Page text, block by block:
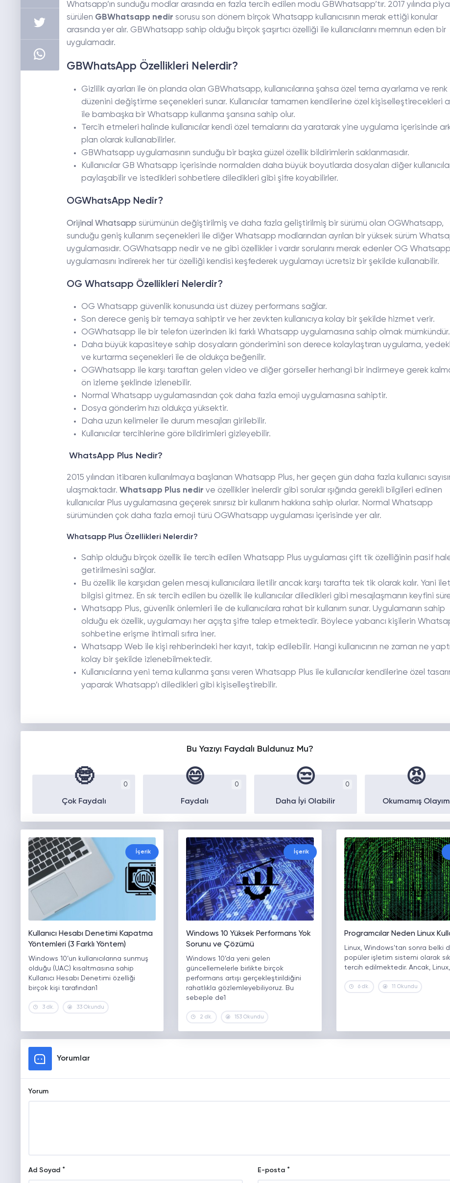
Whatsapp’ın sunduğu modlar arasında en fazla tercih edilen modu GBWhatsapp’tır. 2017 yılında
sürülen GBWhatsapp nedir sorusu son dönem birçok Whatsapp kullanıcısının merak ettiği konular
arasında yer alır. GBWhatsapp sahip olduğu birçok şaşırtıcı özelliği ile kullanıcılarını memnun eden bir
uygulamadır.
GBWhatsApp Özellikleri Nelerdir?
Gizlilik ayarları ile ön planda olan GBWhatsapp, kullanıcılarına şahsa özel tema ayarlama ve renk
düzenini değiştirme seçenekleri sunar. Kullanıcılar tamamen kendilerine özel kişiselleştirecekleri
ile bambaşka bir Whatsapp kullanma şansına sahip olur.
Tercih etmeleri halinde kullanıcılar kendi özel temalarını da yaratarak yine uygulama içerisinde
plan olarak kullanabilirler.
GBWhatsapp uygulamasının sunduğu bir başka güzel özellik bildirimlerin saklanmasıdır.
Kullanıcılar GB Whatsapp içerisinde normalden daha büyük boyutlarda dosyaları diğer
paylaşabilir ve istedikleri sohbetlere diledikleri gibi şifre koyabilirler.
OGWhatsApp Nedir?
Orijinal Whatsapp sürümünün değiştirilmiş ve daha fazla geliştirilmiş bir sürümü olan OGWhatsapp,
sunduğu geniş kullanım seçenekleri ile diğer Whatsapp modlarından ayrılan bir yüksek sürüm
uygulamasıdır. OGWhatsapp nedir ve ne gibi özellikler i vardır sorularını merak edenler OG Whatsapp
uygulamasını indirerek her tür özelliği kendisi keşfederek uygulamayı ücretsiz bir şekilde kullanabilir.
OG Whatsapp Özellikleri Nelerdir?
OG Whatsapp güvenlik konusunda üst düzey performans sağlar.
Son derece geniş bir temaya sahiptir ve her zevkten kullanıcıya kolay bir şekilde hizmet verir.
OGWhatsapp ile bir telefon üzerinden iki farklı Whatsapp uygulamasına sahip olmak mümkündür.
Daha büyük kapasiteye sahip dosyaların gönderimini son derece kolaylaştıran uygulama,
ve kurtarma seçenekleri ile de oldukça beğenilir.
OGWhatsapp ile karşı taraftan gelen video ve diğer görseller herhangi bir indirmeye gerek
ön izleme şeklinde izlenebilir.
Normal Whatsapp uygulamasından çok daha fazla emoji uygulamasına sahiptir.
Dosya gönderim hızı oldukça yüksektir.
Daha uzun kelimeler ile durum mesajları girilebilir.
Kullanıcılar tercihlerine göre bildirimleri gizleyebilir.
WhatsApp Plus Nedir?
2015 yılından itibaren kullanılmaya başlanan Whatsapp Plus, her geçen gün daha fazla kullanıcı
ulaşmaktadır. Whatsapp Plus nedir ve özellikler inelerdir gibi sorular ışığında gerekli bilgileri edinen
kullanıcılar Plus uygulamasına geçerek sınırsız bir kullanım hakkına sahip olurlar. Normal Whatsapp
sürümünden çok daha fazla emoji türü OGWhatsapp uygulaması içerisinde yer alır.
Whatsapp Plus Özellikleri Nelerdir?
Sahip olduğu birçok özellik ile tercih edilen Whatsapp Plus uygulaması çift tik özelliğinin pasif
getirilmesini sağlar.
Bu özellik ile karşıdan gelen mesaj kullanıcılara iletilir ancak karşı tarafta tek tik olarak kalır. Yani
bilgisi gitmez. En sık tercih edilen bu özellik ile kullanıcılar diledikleri gibi mesajlaşmanın keyfini
Whatsapp Plus, güvenlik önlemleri ile de kullanıcılara rahat bir kullanım sunar. Uygulamanın sahip
olduğu ek özellik, uygulamayı her açışta şifre talep etmektedir. Böylece yabancı kişilerin
sohbetine erişme ihtimali sıfıra iner.
Whatsapp Web ile kişi rehberindeki her kayıt, takip edilebilir. Hangi kullanıcının ne zaman ne
kolay bir şekilde izlenebilmektedir.
Kullanıcılarına yeni tema kullanma şansı veren Whatsapp Plus ile kullanıcılar kendilerine özel
yaparak Whatsapp’ı diledikleri gibi kişiselleştirebilir.
Bu Yazıyı Faydalı Buldunuz Mu?
0
🤓
Çok Faydalı
0
😄
Faydalı
0
😒
Daha İyi Olabilir
😡
Okumamış Olayım
İçerik
Kullanıcı Hesabı Denetimi Kapatma
Yöntemleri (3 Farklı Yöntem)
Windows 10’un kullanıcılarına sunmuş
olduğu (UAC) kısaltmasına sahip
Kullanıcı Hesabı Denetimi özelliği
birçok kişi tarafından1
3 dk. 33 Okundu
İçerik
Windows 10 Yüksek Performans Yok
Sorunu ve Çözümü
Windows 10’da yeni gelen
güncellemelerle birlikte birçok
performans artışı gerçekleştirildiğini
rahatlıkla gözlemleyebiliyoruz. Bu
sebeple de1
2 dk. 153 Okundu
Programcılar Neden Linux
Linux, Windows'tan sonra belki
popüler işletim sistemi olarak
tercih edilmektedir. Ancak,
6 dk. 11 Okundu
Yorumlar
Yorum
Ad Soyad * E-posta *